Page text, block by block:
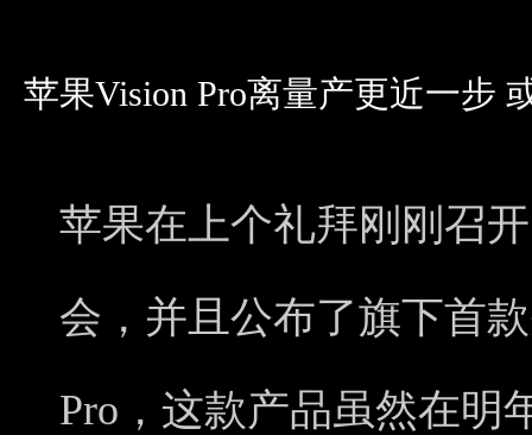
苹果Vision Pro离量产更近一步
苹果在上个礼拜刚刚召
会，并且公布了旗下首
Pro，这款产品虽然在明